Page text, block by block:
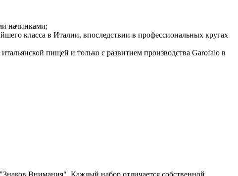
начинками;
класса в Италии, впоследствии в профессиональных кругах
пищей и только с развитием производства Garofalo в
Внимания". Каждый набор отличается собственной